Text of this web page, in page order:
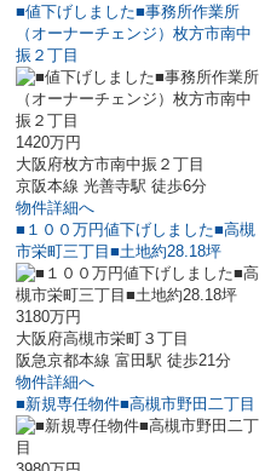
■値下げしました■事務所作業所
（オーナーチェンジ）枚方市南中
振２丁目
1420万円
大阪府枚方市南中振２丁目
京阪本線 光善寺駅 徒歩6分
物件詳細へ
■１００万円値下げしました■高槻
市栄町三丁目■土地約28.18坪
3180万円
大阪府高槻市栄町３丁目
阪急京都本線 富田駅 徒歩21分
物件詳細へ
■新規専任物件■高槻市野田二丁目